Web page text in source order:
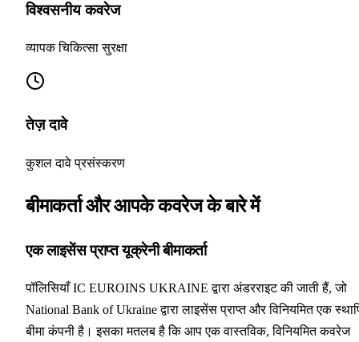
विश्वसनीय कवरेज
व्यापक चिकित्सा सुरक्षा
तेज़ दावे
कुशल दावे प्रसंस्करण
बीमाकर्ता और आपके कवरेज के बारे में
एक लाइसेंस प्राप्त यूक्रेनी बीमाकर्ता
पॉलिसियाँ IC EUROINS UKRAINE द्वारा अंडरराइट की जाती हैं, जो
National Bank of Ukraine द्वारा लाइसेंस प्राप्त और विनियमित एक
बीमा कंपनी है। इसका मतलब है कि आप एक वास्तविक, विनियमित कवरेज